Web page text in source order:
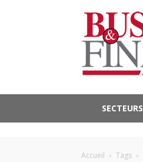
SECTEURS
Accueil Tags